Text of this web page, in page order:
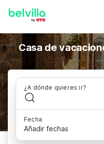
Casa de
¿A dónde quieres ir?
Fecha
Añadir fechas